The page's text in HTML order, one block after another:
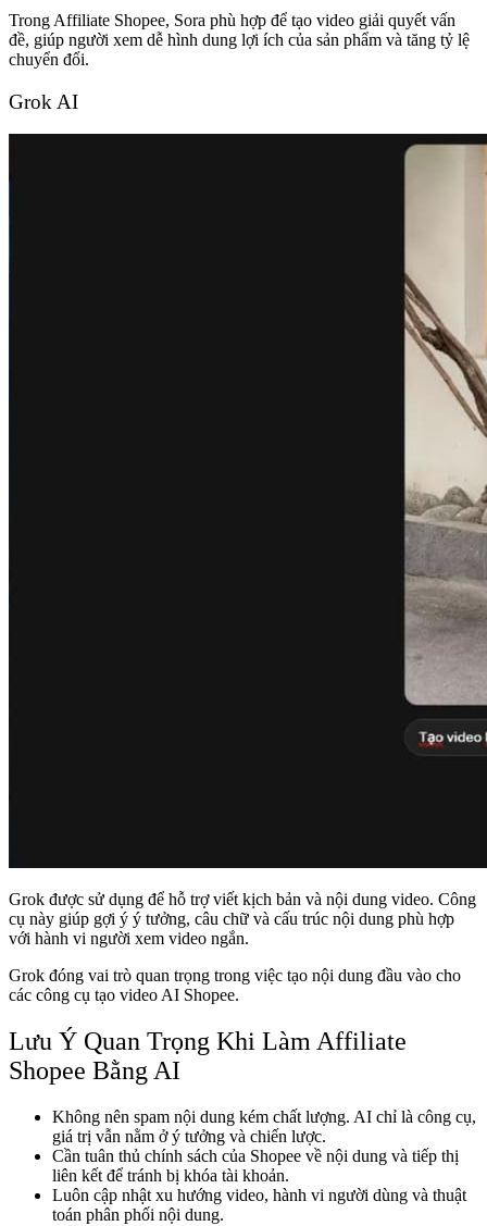
Trong Affiliate Shopee, Sora phù hợp để tạo video giải quyết vấn
đề, giúp người xem dễ hình dung lợi ích của sản phẩm và tăng tỷ lệ
chuyển đổi.
Grok AI
Grok được sử dụng để hỗ trợ viết kịch bản và nội dung video. Công
cụ này giúp gợi ý ý tưởng, câu chữ và cấu trúc nội dung phù hợp
với hành vi người xem video ngắn.
Grok đóng vai trò quan trọng trong việc tạo nội dung đầu vào cho
các công cụ tạo video AI Shopee.
Lưu Ý Quan Trọng Khi Làm Affiliate
Shopee Bằng AI
Không nên spam nội dung kém chất lượng. AI chỉ là công cụ,
giá trị vẫn nằm ở ý tưởng và chiến lược.
Cần tuân thủ chính sách của Shopee về nội dung và tiếp thị
liên kết để tránh bị khóa tài khoản.
Luôn cập nhật xu hướng video, hành vi người dùng và thuật
toán phân phối nội dung.